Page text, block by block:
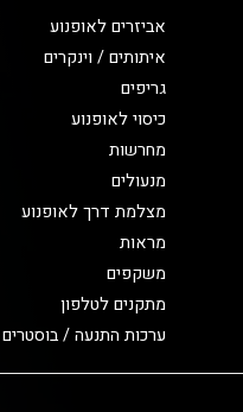
אביזרים לאופנוע
איתותים / וינקרים
גריפים
כיסוי לאופנוע
מחרשות
מנעולים
מצלמת דרך לאופנוע
מראות
משקפים
מתקנים לטלפון
ערכות התנעה / בוסטרים